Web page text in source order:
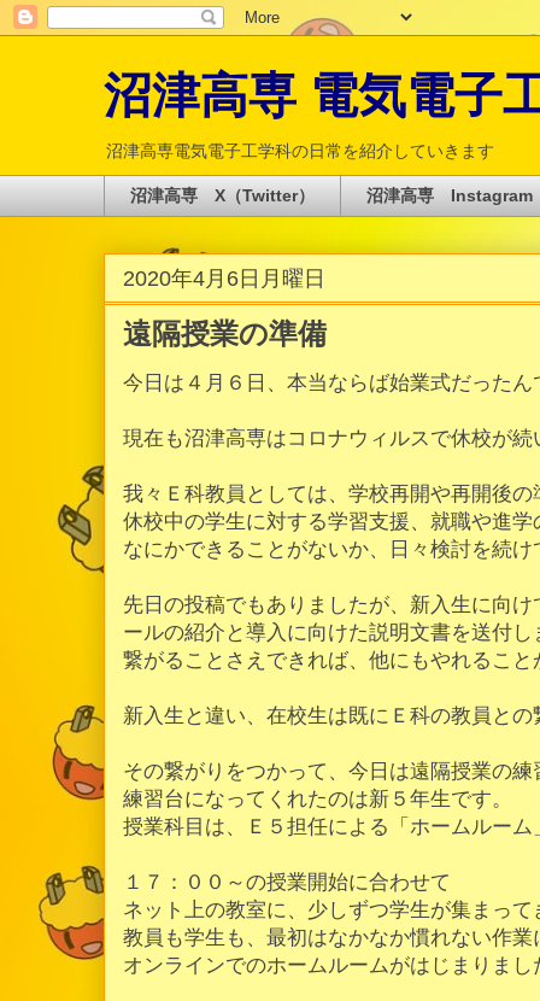
沼津高専 電気電子
沼津高専電気電子工学科の日常を紹介していきます
沼津高専 X（Twitter） 沼津高専 Instagram
2020年4月6日月曜日
遠隔授業の準備
今日は４月６日、本当ならば始業式だったん
現在も沼津高専はコロナウィルスで休校が続
我々Ｅ科教員としては、学校再開や再開後
休校中の学生に対する学習支援、就職や進学
なにかできることがないか、日々検討を続け
先日の投稿でもありましたが、新入生に向
ールの紹介と導入に向けた説明文書を送付し
繋がることさえできれば、他にもやれるこ
新入生と違い、在校生は既にＥ科の教員と
その繋がりをつかって、今日は遠隔授業の
練習台になってくれたのは新５年生です。
授業科目は、Ｅ５担任による「ホームルーム
１７：００～の授業開始に合わせて
ネット上の教室に、少しずつ学生が集まって
教員も学生も、最初はなかなか慣れない作
オンラインでのホームルームがはじまりまし